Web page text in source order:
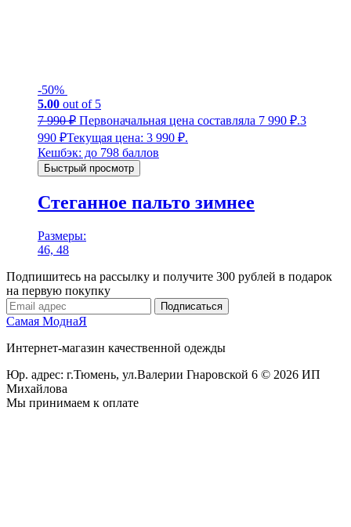
-50%
5.00 out of 5
7 990₽ Первоначальная цена составляла 7 990 ₽.3
990 ₽Текущая цена: 3 990 ₽.
Кешбэк: до 798 баллов
Быстрый просмотр
Стеганное пальто зимнее
Размеры:
46, 48
Подпишитесь на рассылку и получите 300 рублей в подарок
на первую покупку
Подписаться
Самая МоднаЯ
Интернет-магазин качественной одежды
Юр. адрес: г.Тюмень, ул.Валерии Гнаровской 6 © 2026 ИП
Михайлова
Мы принимаем к оплате